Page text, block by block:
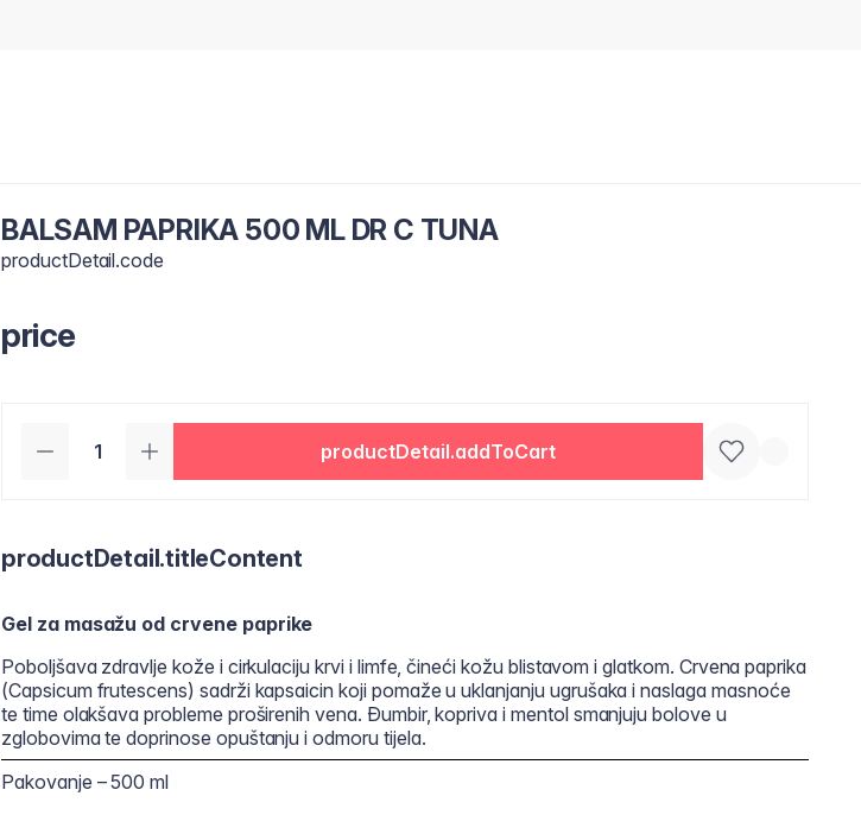
BALSAM PAPRIKA 500 ML DR C TUNA
productDetail.code
price
productDetail.addToCart
productDetail.titleContent
Gel za masažu od crvene paprike
Poboljšava zdravlje kože i cirkulaciju krvi i limfe, čineći kožu blistavom i glatkom. Crvena paprika
(Capsicum frutescens) sadrži kapsaicin koji pomaže u uklanjanju ugrušaka i naslaga masnoće
te time olakšava probleme proširenih vena. Đumbir, kopriva i mentol smanjuju bolove u
zglobovima te doprinose opuštanju i odmoru tijela.
Pakovanje – 500 ml